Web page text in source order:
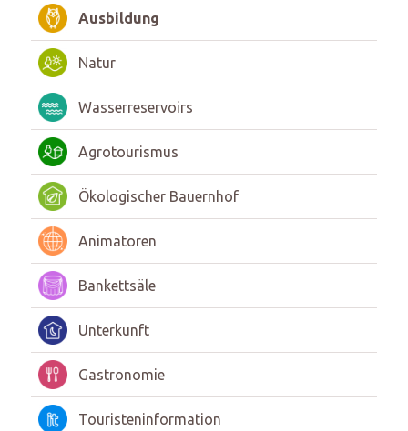
Ausbildung
Natur
Wasserreservoirs
Agrotourismus
Ökologischer Bauernhof
Animatoren
Bankettsäle
Unterkunft
Gastronomie
Touristeninformation